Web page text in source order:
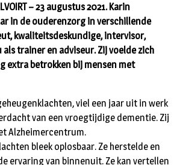
– 23 augustus 2021. Karin
in de ouderenzorg in verschillende
kwaliteitsdeskundige, intervisor,
als trainer en adviseur. Zij voelde zich
extra betrokken bij mensen met
viel een jaar uit in werk
van een vroegtijdige dementie. Zij
Alzheimercentrum.
bleek oplosbaar. Ze herstelde en
ervaring van binnenuit. Ze kan vertellen